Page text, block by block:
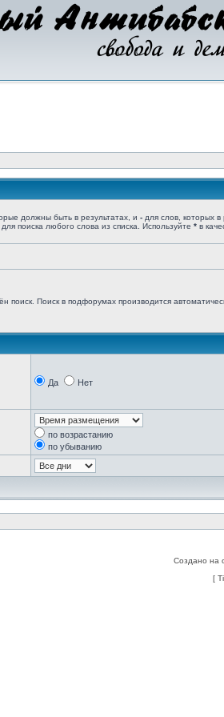
должны быть в результатах, и - для слов, которых в
для поиска любого слова из списка. Используйте * в
Поиск в подфорумах производится
Да Нет
по возрастанию
по убыванию
Создано на
[